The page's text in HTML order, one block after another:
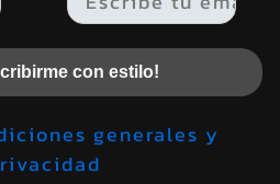
con estilo!
y